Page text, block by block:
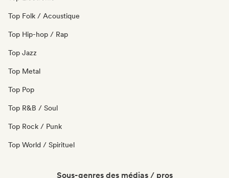
Top Folk / Acoustique
Top Hip-hop / Rap
Top Jazz
Top Metal
Top Pop
Top R&B / Soul
Top Rock / Punk
Top World / Spirituel
Sous-genres des médias / pros